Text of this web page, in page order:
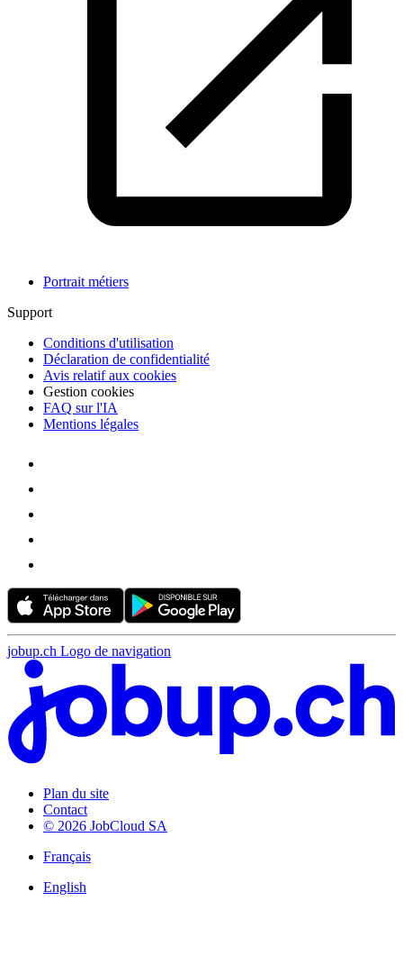
Portrait métiers
Support
Conditions d'utilisation
Déclaration de confidentialité
Avis relatif aux cookies
Gestion cookies
FAQ sur l'IA
Mentions légales
jobup.ch Logo de navigation
Plan du site
Contact
© 2026 JobCloud SA
Français
English